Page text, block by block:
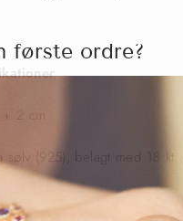
2 cm
(925), belagt med 18 kt.
første ordre?